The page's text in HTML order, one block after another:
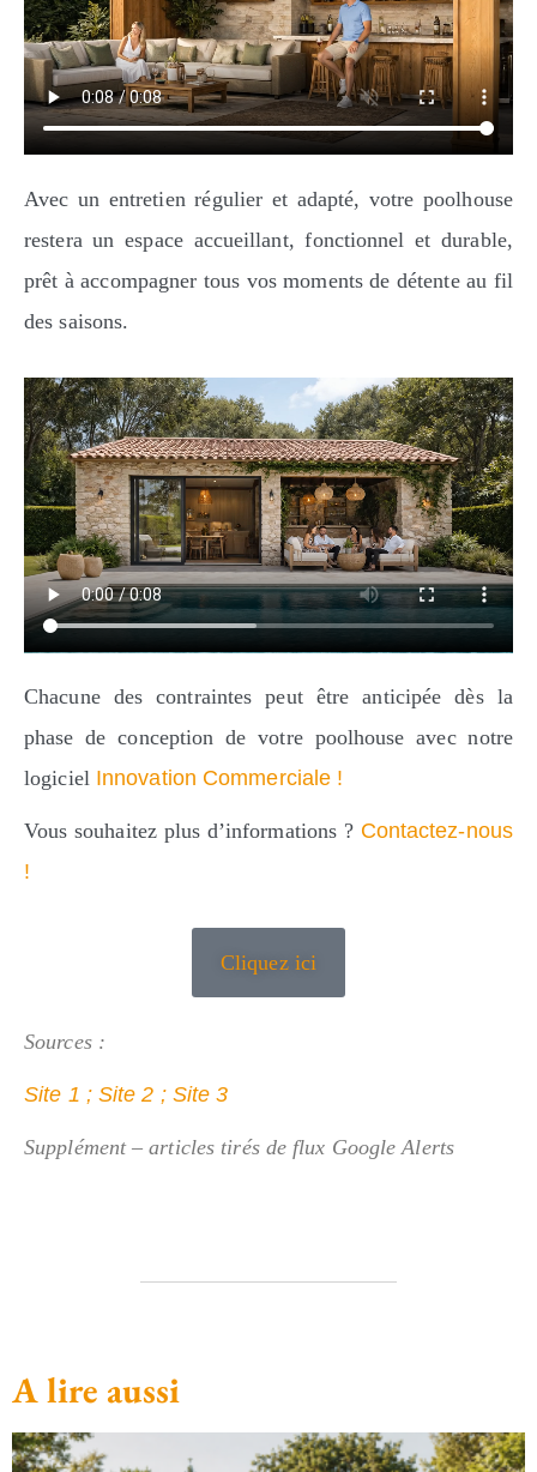
Avec un entretien régulier et adapté, votre poolhouse
restera un espace accueillant, fonctionnel et durable,
prêt à accompagner tous vos moments de détente au fil
des saisons.
Chacune des contraintes peut être anticipée dès la
phase de conception de votre poolhouse avec notre
logiciel Innovation Commerciale !
Vous souhaitez plus d’informations ? Contactez-nous
!
Cliquez ici
Sources :
Site 1 ; Site 2 ; Site 3
Supplément – articles tirés de flux Google Alerts
A lire aussi